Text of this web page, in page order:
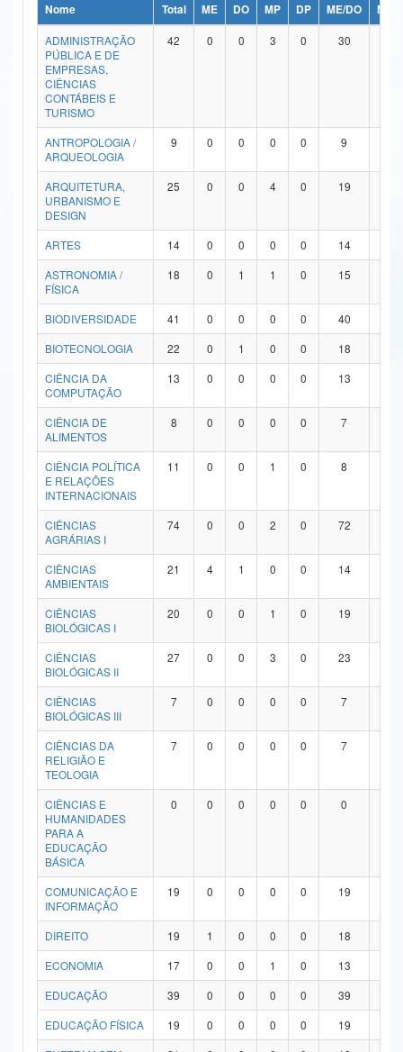
Ministério da Ciência, Tecnologia, Inovações e Comunicações
Ministério do Meio Ambiente
Ministério do Turismo
Ministério do Desenvolvimento Regional
Controladoria-Geral da União
Ministério da Mulher, da Família e dos Direitos Humanos
Secretaria de Governo
Advocacia-Geral da União
Banco Central do Brasil
Nome Total ME DO MP DP ME/DO
MP/
ADMINISTRAÇÃO
PÚBLICA E DE
EMPRESAS,
CIÊNCIAS
CONTÁBEIS E
TURISMO
42 0 0 3 0 30
ANTROPOLOGIA /
ARQUEOLOGIA
9 0 0 0 0 9
ARQUITETURA,
URBANISMO E
DESIGN
25 0 0 4 0 19
ARTES 14 0 0 0 0 14
ASTRONOMIA /
FÍSICA
18 0 1 1 0 15
BIODIVERSIDADE 41 0 0 0 0 40
BIOTECNOLOGIA
22 0 1 0 0 18
CIÊNCIA DA
COMPUTAÇÃO
13 0 0 0 0 13
CIÊNCIA DE
ALIMENTOS
8 0 0 0 0 7
CIÊNCIA POLÍTICA
E RELAÇÕES
INTERNACIONAIS
11 0 0 1 0 8
CIÊNCIAS
AGRÁRIAS I
74 0 0 2 0 72
CIÊNCIAS
AMBIENTAIS
21 4 1 0 0 14
CIÊNCIAS
BIOLÓGICAS I
20 0 0 1 0 19
CIÊNCIAS
BIOLÓGICAS II
27 0 0 3 0 23
CIÊNCIAS
BIOLÓGICAS III
7 0 0 0 0 7
CIÊNCIAS DA
RELIGIÃO E
TEOLOGIA
7 0 0 0 0 7
CIÊNCIAS E
HUMANIDADES
PARA A
EDUCAÇÃO
BÁSICA
0 0 0 0 0 0
COMUNICAÇÃO E
INFORMAÇÃO
19 0 0 0 0 19
DIREITO 19 1 0 0 0 18
ECONOMIA
17 0 0 1 0 13
EDUCAÇÃO
39 0 0 0 0 39
EDUCAÇÃO FÍSICA
19 0 0 0 0 19